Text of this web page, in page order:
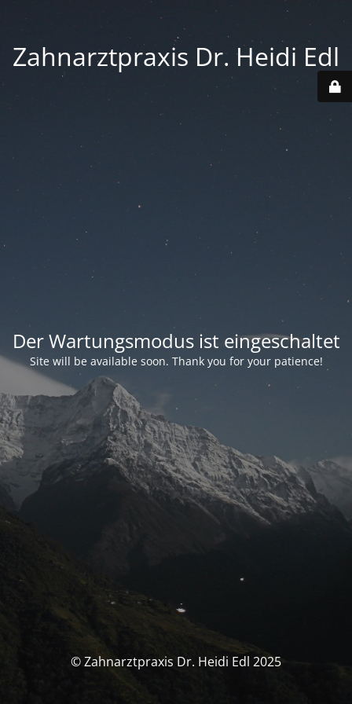
Zahnarztpraxis Dr. Heidi Edl
Der Wartungsmodus ist eingeschaltet
Site will be available soon. Thank you for your patience!
© Zahnarztpraxis Dr. Heidi Edl 2025